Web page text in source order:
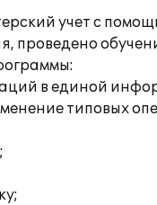
учет с
проведено
в единой
типовых